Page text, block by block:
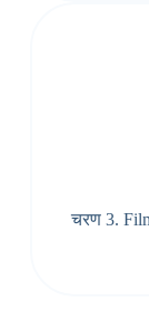
चरण 3.